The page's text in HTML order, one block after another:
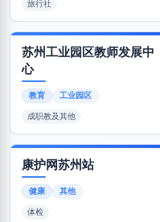
旅行社
苏州工业园区教师发展中
心
教育 工业园区
成职教及其他
康护网苏州站
健康 其他
体检